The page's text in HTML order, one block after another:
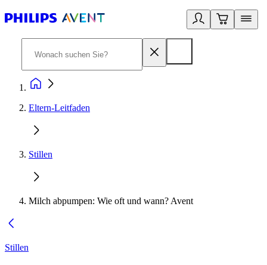
Eltern-Leitfaden
Stillen
Milch abpumpen: Wie oft und wann? Avent
Stillen